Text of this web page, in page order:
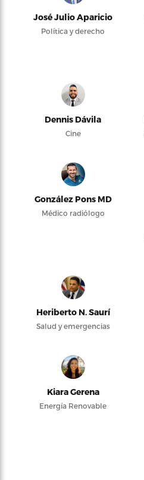
José Julio Aparicio
Política y derecho
Dennis Dávila
Cine
González Pons MD
Médico radiólogo
Heriberto N. Saurí
Salud y emergencias
Kiara Gerena
Energía Renovable